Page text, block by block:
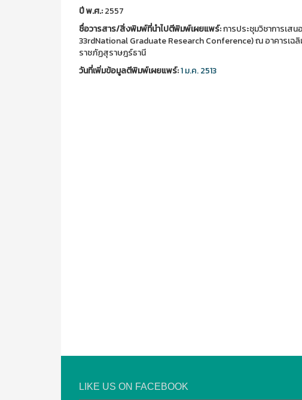
ปี พ.ศ.:2557
ชื่อวารสาร/สิ่งพิมพ์ที่นำไปตีพิมพ์เผยแพร์:การประชุมวิชาการเส
33rdNational Graduate Research Conference) ณ อาคารเ
ราชภัฏสุราษฎร์ธานี
วันที่เพิ่มข้อมูลตีพิมพ์เผยแพร์:1 ม.ค. 2513
LIKE US ON FACEBOOK